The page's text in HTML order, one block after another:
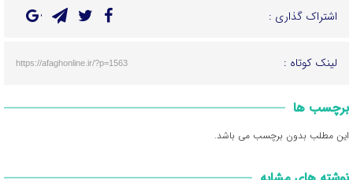
اشتراک گذاری :
لینک کوتاه : https://afaghonline.ir/?p=1563
برچسب ها
این مطلب بدون برچسب می باشد.